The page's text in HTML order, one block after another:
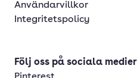
Användarvillkor
Integritetspolicy
Följ oss på sociala medier